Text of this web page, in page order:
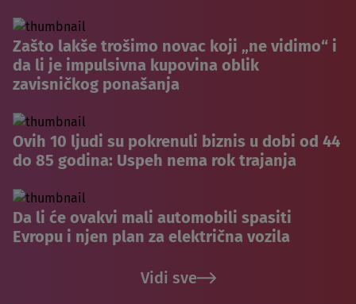
Zašto lakše trošimo novac koji „ne vidimo“ i
da li je impulsivna kupovina oblik
zavisničkog ponašanja
Ovih 10 ljudi su pokrenuli biznis u dobi od 44
do 85 godina: Uspeh nema rok trajanja
Da li će ovakvi mali automobili spasiti
Evropu i njen plan za električna vozila
Vidi sve